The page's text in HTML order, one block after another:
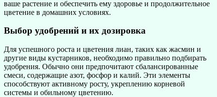
ваше растение и обеспечить ему здоровье и продолжительное
цветение в домашних условиях.
Выбор удобрений и их дозировка
Для успешного роста и цветения лиан, таких как жасмин и
другие виды кустарников, необходимо правильно подбирать
удобрения. Обычно они предпочитают сбалансированные
смеси, содержащие азот, фосфор и калий. Эти элементы
способствуют активному росту, укреплению корневой
системы и обильному цветению.